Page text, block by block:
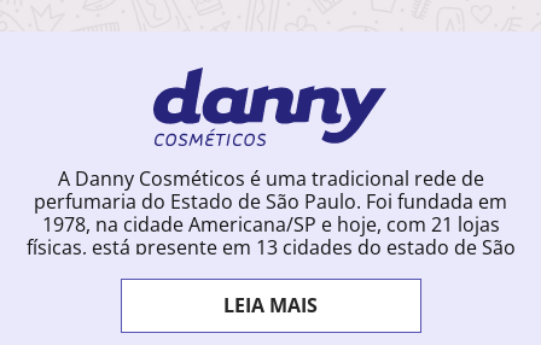
A Danny Cosméticos é uma tradicional rede de
perfumaria do Estado de São Paulo. Foi fundada em
1978, na cidade Americana/SP e hoje, com 21 lojas
físicas, está presente em 13 cidades do estado de São
começou a vender para todo o território brasileiro.
Com uma infinidade de marcas e a filosofia de vender
produtos que vão do popular ao luxo, a Danny
LEIA MAIS